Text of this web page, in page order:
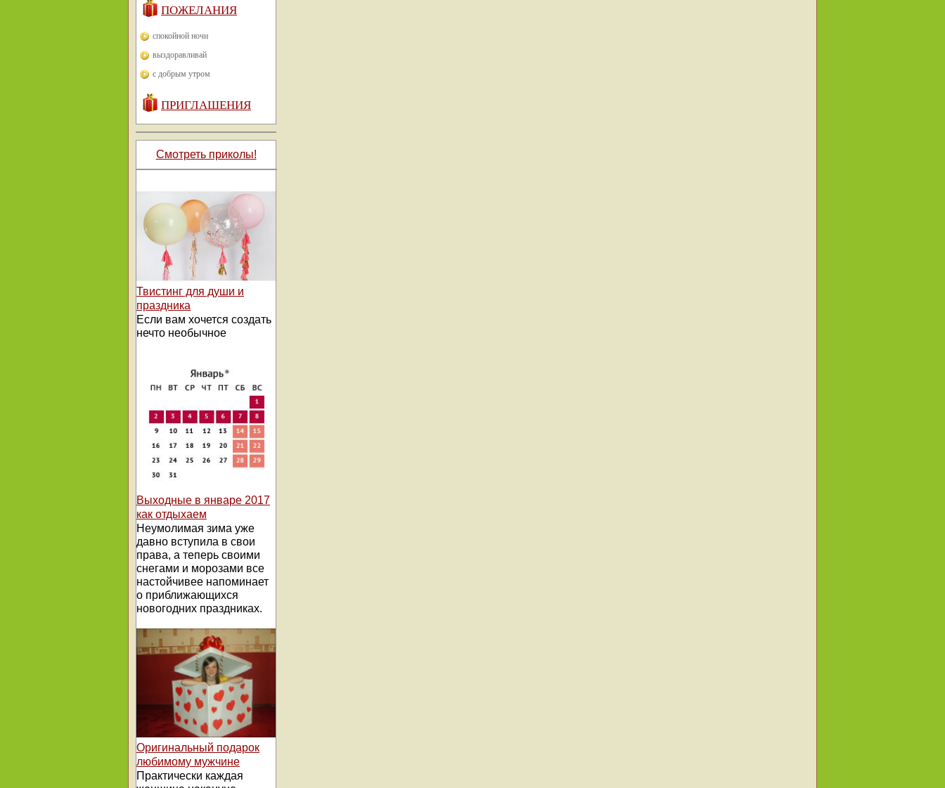
ПОЖЕЛАНИЯ
спокойной ночи
выздоравливай
с добрым утром
ПРИГЛАШЕНИЯ
Смотреть приколы!
Твистинг для души и
праздника
Если вам хочется создать
нечто необычное
Выходные в январе 2017
как отдыхаем
Неумолимая зима уже
давно вступила в свои
права, а теперь своими
снегами и морозами все
настойчивее напоминает
о приближающихся
новогодних праздниках.
Оригинальный подарок
любимому мужчине
Практически каждая